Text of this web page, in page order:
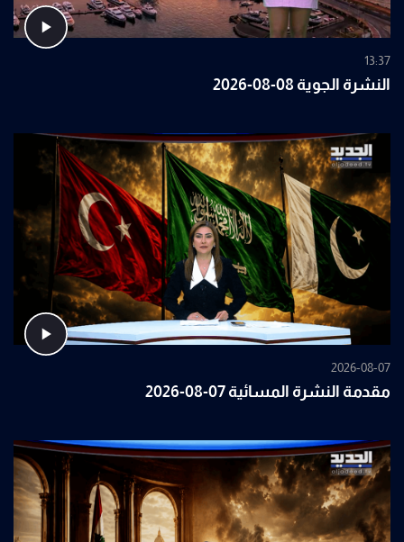
13:37
النشرة الجوية 08-08-2026
2026-08-07
مقدمة النشرة المسائية 07-08-2026